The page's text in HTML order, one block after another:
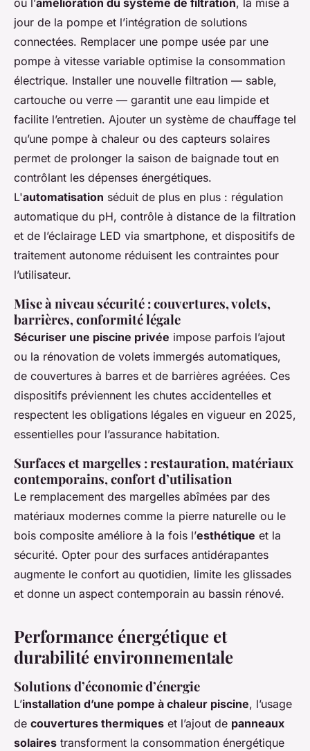
ou l’amélioration du système de filtration, la mise à
jour de la pompe et l’intégration de solutions
connectées. Remplacer une pompe usée par une
pompe à vitesse variable optimise la consommation
électrique. Installer une nouvelle filtration — sable,
cartouche ou verre — garantit une eau limpide et
facilite l’entretien. Ajouter un système de chauffage tel
qu’une pompe à chaleur ou des capteurs solaires
permet de prolonger la saison de baignade tout en
contrôlant les dépenses énergétiques.
L'automatisation séduit de plus en plus : régulation
automatique du pH, contrôle à distance de la filtration
et de l’éclairage LED via smartphone, et dispositifs de
traitement autonome réduisent les contraintes pour
l’utilisateur.
Mise à niveau sécurité : couvertures, volets,
barrières, conformité légale
Sécuriser une piscine privée impose parfois l’ajout
ou la rénovation de volets immergés automatiques,
de couvertures à barres et de barrières agréées. Ces
dispositifs préviennent les chutes accidentelles et
respectent les obligations légales en vigueur en 2025,
essentielles pour l’assurance habitation.
Surfaces et margelles : restauration, matériaux
contemporains, confort d’utilisation
Le remplacement des margelles abîmées par des
matériaux modernes comme la pierre naturelle ou le
bois composite améliore à la fois l’esthétique et la
sécurité. Opter pour des surfaces antidérapantes
augmente le confort au quotidien, limite les glissades
et donne un aspect contemporain au bassin rénové.
Performance énergétique et
durabilité environnementale
Solutions d’économie d’énergie
L’installation d’une pompe à chaleur piscine, l’usage
de couvertures thermiques et l’ajout de panneaux
solaires transforment la consommation énergétique